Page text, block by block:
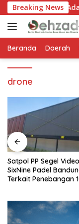
Langsung
ke
konten
Breaking News
Ada Senjata
Beranda Daerah
drone
Satpol PP Segel
SixNine Padel
Terkait Penebangan